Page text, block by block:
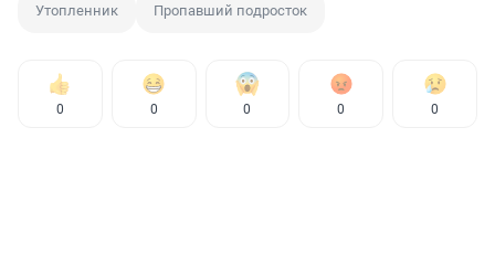
Утопленник Пропавший подросток
0 0 0 0 0